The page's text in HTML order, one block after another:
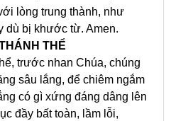
lòng trung thành, như
dù bị khước từ. Amen.
THỂ
trước nhan Chúa, chúng
sâu lắng, để chiêm ngắm
có gì xứng đáng dâng lên
đầy bất toàn, lầm lỗi,